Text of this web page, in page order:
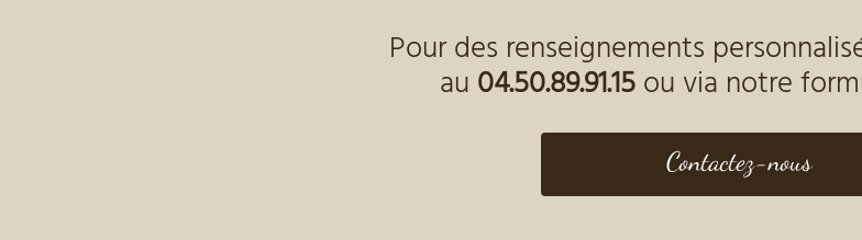
Pour des renseignements
au 04.50.89.91.15ou via notre
Contactez-nous